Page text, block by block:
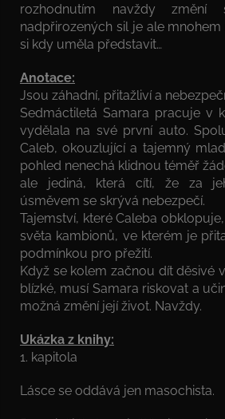
rozhodnutím navždy
nadpřirozených sil je ale mnohem
si kdy uměla představit…
Anotace:
Jsou záhadní, přitažliví a
Sedmáctiletá Samara pracuje v
vydělala na své první auto.
Caleb, okouzlující a tajemný
pohled nenechá klidnou téměř
ale jediná, která cítí, že za
úsměvem se skrývá nebezpečí.
Tajemství, které Caleba
světa kambionů, ve kterém je
podmínkou pro přežití.
Když se kolem začnou dít děsivé
blízké, musí Samara riskovat a
možná změní její život. Navždy.
Ukázka z knihy:
1. kapitola
Lásce se oddává jen masochista.